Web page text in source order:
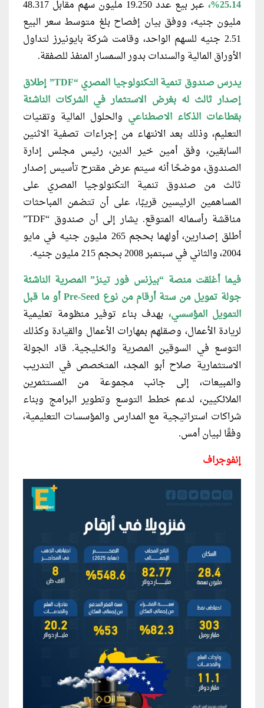
25.14%،
عبر بيع عدد 19.250 مليون سهم مقابل 48.317
مليون جنيه، ووفق بيان إفصاح بلغ متوسط سعر البيع
2.51 جنيه للسهم الواحد، وقامت شركة بايونيرز لتداول
الأوراق المالية والسندات بدور السمسار المنفذ للصفقة.
يدرس صندوق تنمية التكنولوجيا المصري
“TDF” إطلاق
إصدار ثالث له بغرض الاستثمار في الشركات الناشئة
بقطاعات الذكاء الاصطناعي والحلول المالية وتقنيات
التعليم، وذلك بعد الانتهاء من إجراءات تصفية الاثنين
السابقين، وفق أمين خير الدين، رئيس مجلس إدارة
الصندوق، موضحًا أنه سيتم عرض مقترح تأسيس إصدار
ثالث من صندوق تنمية التكنولوجيا المصري على
المساهمين الرئيسين قريبًا، على أن تتضمن المباحثات
مناقشة رأسماله المتوقع. يشار إلى أن صندوق “TDF”
أطلق إصدارين، أولهما بحجم 265 مليون جنيه في مايو
2004، والثاني في سبتمبر 2008 بحجم 215 مليون جنيه.
فيما أغلقت منصة “بيزنس فور تينز”المصرية الناشئة
جولة تمويل من ستة أرقام من نوع Pre-Seed أو ما قبل
التمويل المؤسسي، بهدف بناء توفير منظومة تعليمية
لريادة الأعمال، وصقلهم بمهارات الأعمال والقيادة وكذلك
التوسع في السوقين المصرية والخليجية. قاد الجولة
الاستثمارية صلاح أبو المجد، المتخصص في التدريب
والمبيعات، إلى جانب مجموعة من المستثمرين
الملائكيين، لدعم خطط التوسع وتطوير البرامج وبناء
شراكات استراتيجية مع المدارس والمؤسسات التعليمية،
وفقًا لبيان أمس.
إنفوجراف